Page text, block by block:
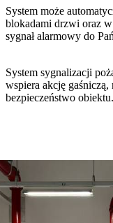
System może
blokadami drzwi oraz
sygnał alarmowy do
System sygnalizacji
wspiera akcję
bezpieczeństwo obiektu.